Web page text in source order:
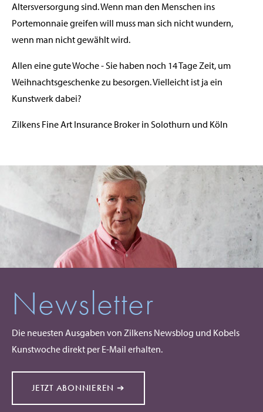
Altersversorgung sind. Wenn man den Menschen ins
Portemonnaie greifen will muss man sich nicht wundern,
wenn man nicht gewählt wird.
Allen eine gute Woche - Sie haben noch 14 Tage Zeit, um
Weihnachtsgeschenke zu besorgen. Vielleicht ist ja ein
Kunstwerk dabei?
Zilkens Fine Art Insurance Broker in Solothurn und Köln
Newsletter
Die neuesten Ausgaben von Zilkens Newsblog und Kobels
Kunstwoche direkt per E-Mail erhalten.
JETZT ABONNIEREN ➔